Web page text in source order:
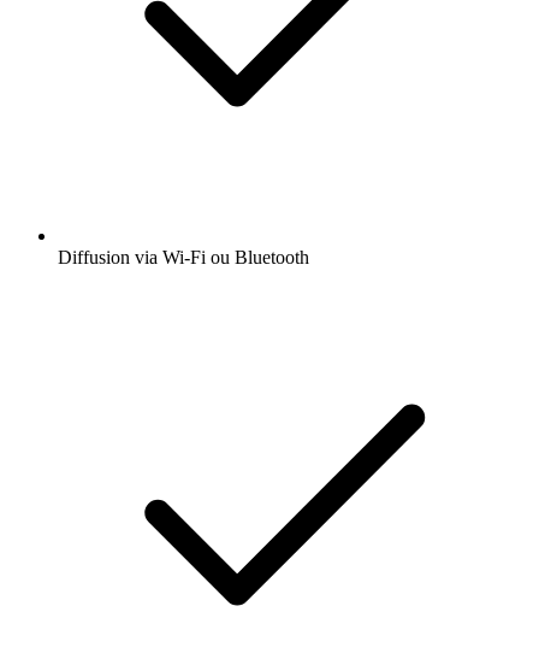
Diffusion via Wi-Fi ou Bluetooth